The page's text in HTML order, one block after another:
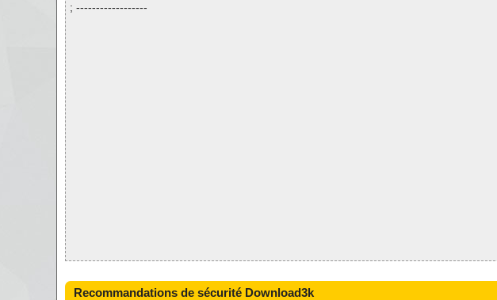
; ------------------
Recommandations de sécurité Download3k